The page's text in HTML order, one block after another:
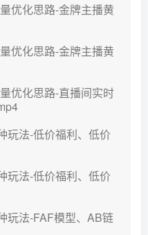
优化思路-金牌主播黄
优化思路-金牌主播黄
优化思路-直播间实时
玩法-低价福利、低价
玩法-低价福利、低价
玩法-FAF模型、AB链